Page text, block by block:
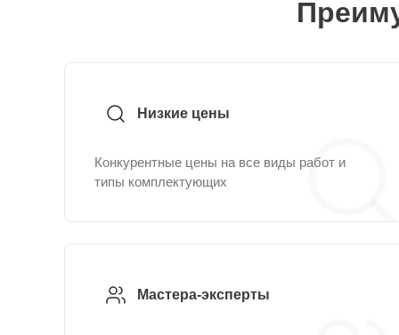
Низкие цены
Конкурентные цены на все виды работ и
типы комплектующих
Мастера-эксперты